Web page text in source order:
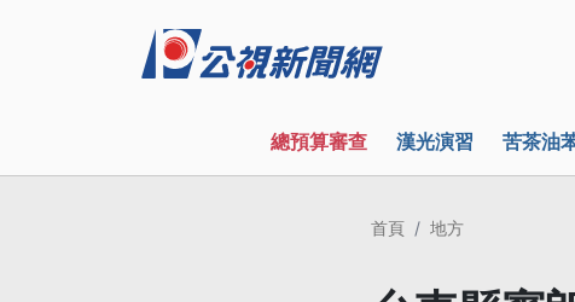
總預算審查 漢光演習 苦茶油
首頁 地方